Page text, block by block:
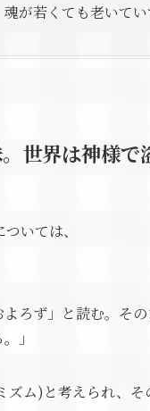
が若くても老いてい
世界は神様で
ついては、
ろず」と読む。そ
」
ズム)と考えられ、